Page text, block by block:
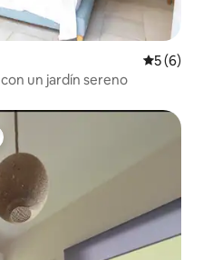
5 (6)
un jardín sereno